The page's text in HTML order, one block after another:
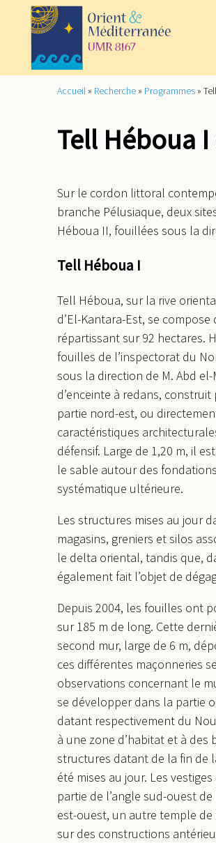
Accueil » Recherche » Programmes »
Tell Héboua I
Sur le cordon littoral
branche Pélusiaque, deux
Héboua II, fouillées sous la
Tell Héboua I
Tell Héboua, sur la rive
d’El-Kantara-Est, se
répartissant sur 92 hectares.
fouilles de l’inspectorat du
sous la direction de M. Abd
d’enceinte à redans,
partie nord-est, ou
caractéristiques
défensif. Large de 1,20 m, il
le sable autour des
systématique ultérieure.
Les structures mises au jour
magasins, greniers et silos
le delta oriental, tandis que,
également fait l’objet de
Depuis 2004, les fouilles ont
sur 185 m de long. Cette
second mur, large de 6 m,
ces différentes maçonneries
observations concernant le
se développer dans la partie
datant respectivement du
à une zone d’habitat et à
structures datant de la fin de
été mises au jour. Les
partie de l’angle sud-ouest
est-ouest, un autre temple
sur des constructions